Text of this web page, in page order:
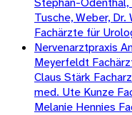
Tusche, Weber, Dr.
Fachärzte für
Nervenarztpraxis
Meyerfeldt
Claus Stärk
med. Ute Kunze
Melanie Hennies